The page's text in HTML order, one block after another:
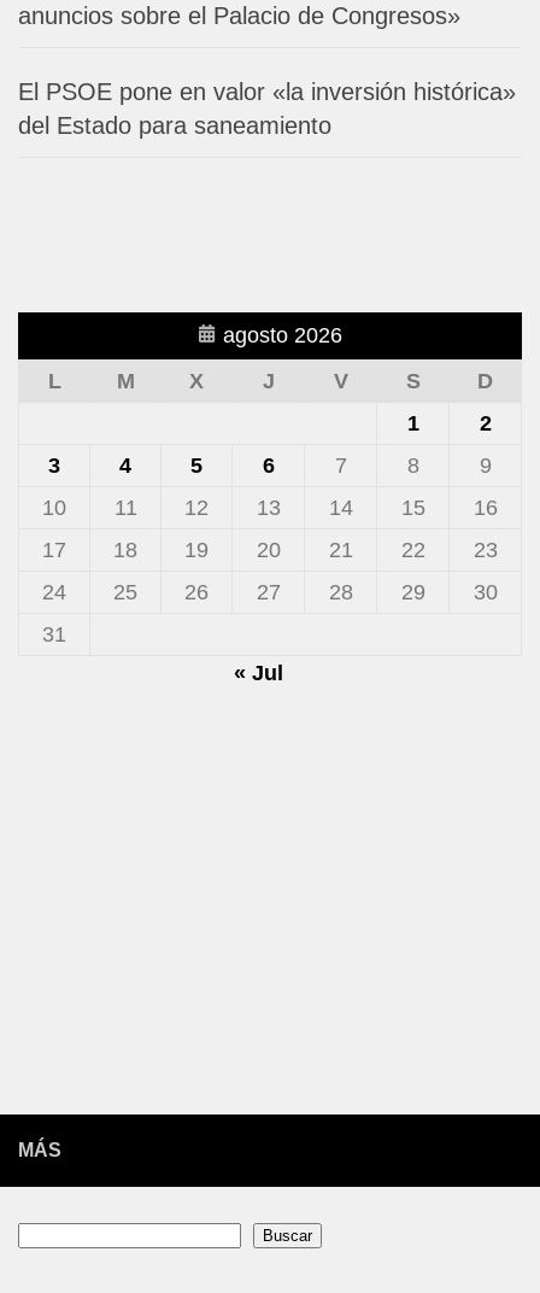
anuncios sobre el Palacio de Congresos»
El PSOE pone en valor «la inversión histórica»
del Estado para saneamiento
agosto 2026
L
M X J V S
D
1
2
3
4 5 6 7 8
9
10
11 12 13 14 15
16
17
18 19 20 21 22
23
24
25 26 27 28 29
30
31
« Jul
MÁS
Buscar